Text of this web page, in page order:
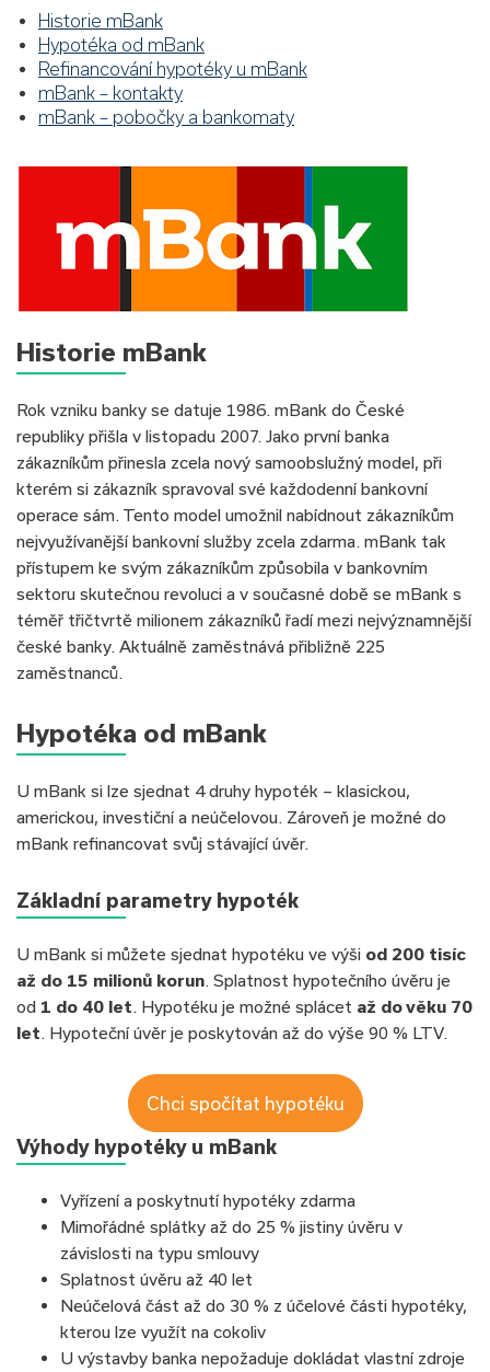
Historie mBank
Hypotéka od mBank
Refinancování hypotéky u mBank
mBank – kontakty
mBank – pobočky a bankomaty
Historie mBank
Rok vzniku banky se datuje 1986. mBank do České
republiky přišla v listopadu 2007. Jako první banka
zákazníkům přinesla zcela nový samoobslužný model, při
kterém si zákazník spravoval své každodenní bankovní
operace sám. Tento model umožnil nabídnout zákazníkům
nejvyužívanější bankovní služby zcela zdarma. mBank tak
přístupem ke svým zákazníkům způsobila v bankovním
sektoru skutečnou revoluci a v současné době se mBank s
téměř třičtvrtě milionem zákazníků řadí mezi nejvýznamnější
české banky. Aktuálně zaměstnává přibližně 225
zaměstnanců.
Hypotéka od mBank
U mBank si lze sjednat 4 druhy hypoték – klasickou,
americkou, investiční a neúčelovou. Zároveň je možné do
mBank refinancovat svůj stávající úvěr.
Základní parametry hypoték
U mBank si můžete sjednat hypotéku ve výši od 200 tisíc
až do 15 milionů korun . Splatnost hypotečního úvěru je
od 1 do 40 let . Hypotéku je možné splácet až do věku 70
let . Hypoteční úvěr je poskytován až do výše 90 % LTV.
Chci spočítat hypotéku
Výhody hypotéky u mBank
Vyřízení a poskytnutí hypotéky zdarma
Mimořádné splátky až do 25 % jistiny úvěru v
závislosti na typu smlouvy
Splatnost úvěru až 40 let
Neúčelová část až do 30 % z účelové části hypotéky,
kterou lze využít na cokoliv
U výstavby banka nepožaduje dokládat vlastní zdroje